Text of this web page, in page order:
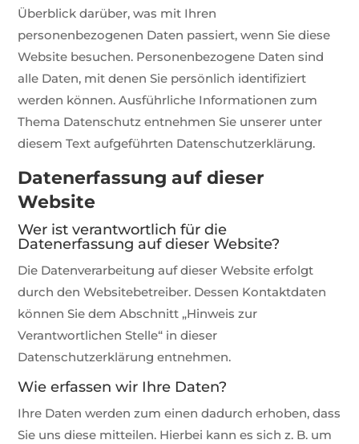
Überblick darüber, was mit Ihren
personenbezogenen Daten passiert, wenn Sie diese
Website besuchen. Personenbezogene Daten sind
alle Daten, mit denen Sie persönlich identifiziert
werden können. Ausführliche Informationen zum
Thema Datenschutz entnehmen Sie unserer unter
diesem Text aufgeführten Datenschutzerklärung.
Datenerfassung auf dieser
Website
Wer ist verantwortlich für die
Datenerfassung auf dieser Website?
Die Datenverarbeitung auf dieser Website erfolgt
durch den Websitebetreiber. Dessen Kontaktdaten
können Sie dem Abschnitt „Hinweis zur
Verantwortlichen Stelle“ in dieser
Datenschutzerklärung entnehmen.
Wie erfassen wir Ihre Daten?
Ihre Daten werden zum einen dadurch erhoben, dass
Sie uns diese mitteilen. Hierbei kann es sich z. B. um